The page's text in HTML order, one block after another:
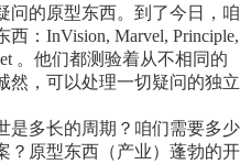
问的原型东西。到了今日，咱
：InVision, Marvel, Principle,
。他们都测验着从不相同的
然，可以处理一切疑问的独立
是多长的周期？咱们需要多少
？原型东西（产业）蓬勃的开